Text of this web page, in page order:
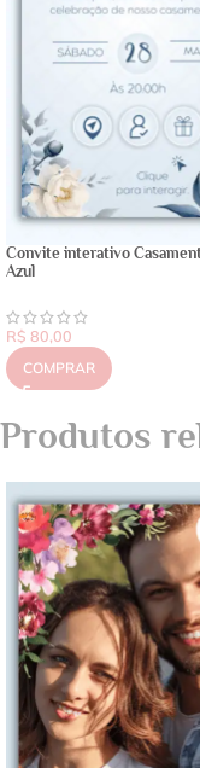
Convite interativo
Azul
R$ 80,00
COMPRAR
Produtos